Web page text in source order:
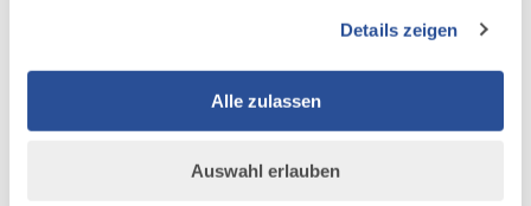
Details zeigen
Alle zulassen
Auswahl erlauben
Anmeldelink: https://allgaeu-
fairnetzt.org/projektschmieden-2
Kosten: kostenfreie Veranstaltung